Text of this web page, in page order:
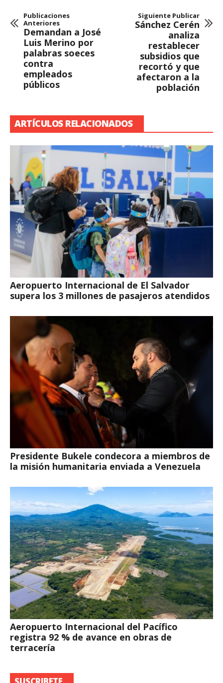
Publicaciones
Anteriores
Demandan a José
Luis Merino por
palabras soeces
contra
empleados
públicos
Siguiente Publicar
Sánchez Cerén
analiza
restablecer
subsidios que
recortó y que
afectaron a la
población
ARTÍCULOS RELACIONADOS
Aeropuerto Internacional de El Salvador
supera los 3 millones de pasajeros atendidos
Presidente Bukele condecora a miembros de
la misión humanitaria enviada a Venezuela
Aeropuerto Internacional del Pacífico
registra 92 % de avance en obras de
terracería